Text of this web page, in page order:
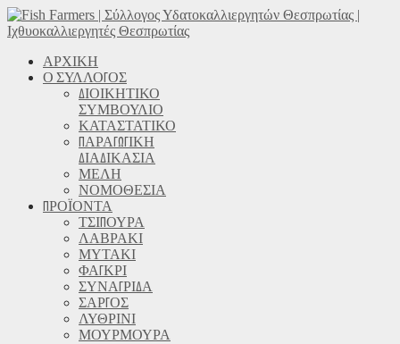
ΑΡΧΙΚΗ
Ο ΣΥΛΛΟΓΟΣ
ΔΙΟΙΚΗΤΙΚΟ
ΣΥΜΒΟΥΛΙΟ
ΚΑΤΑΣΤΑΤΙΚΟ
ΠΑΡΑΓΩΓΙΚΗ
ΔΙΑΔΙΚΑΣΙΑ
ΜΕΛΗ
ΝΟΜΟΘΕΣΙΑ
ΠΡΟΪΟΝΤΑ
ΤΣΙΠΟΥΡΑ
ΛΑΒΡΑΚΙ
ΜΥΤΑΚΙ
ΦΑΓΚΡΙ
ΣΥΝΑΓΡΙΔΑ
ΣΑΡΓΟΣ
ΛΥΘΡΙΝΙ
ΜΟΥΡΜΟΥΡΑ